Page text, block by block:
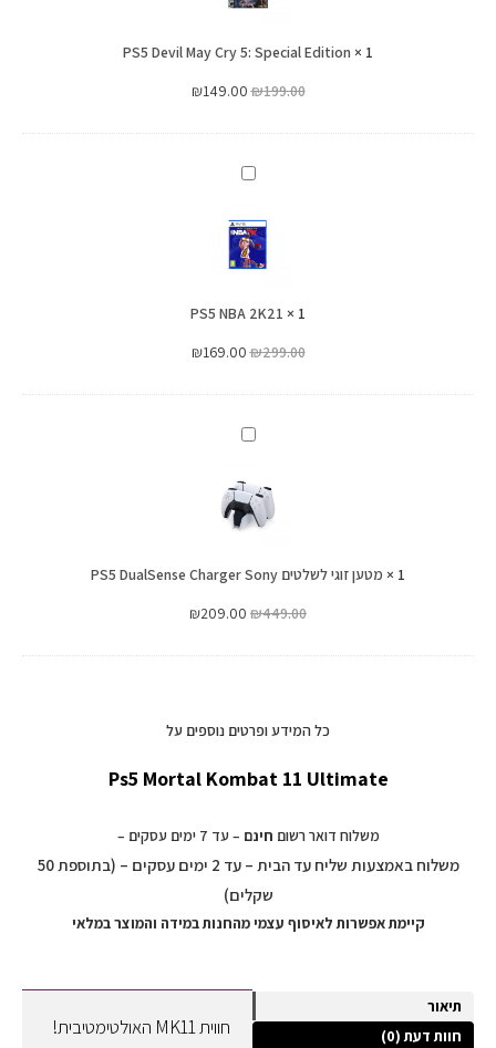
Special
1
×
PS5 Devil May Cry 5: Special Edition
₪199.00
₪149.00
PS5
2K21
1
×
PS5 NBA 2K21
₪299.00
₪169.00
מטען
לשלטים
PS5
Charger
1
× מטען זוגי לשלטים PS5 DualSense Charger Sony
₪449.00
₪209.00
כל המידע ופרטים נוספים על
Ps5 Mortal Kombat 11 Ultimate
משלוח דואר רשום חינם – עד 7 ימים עסקים –
משלוח באמצעות שליח עד הבית – עד 2 ימים עסקים – (בתוספת 50
שקלים)
קיימת אפשרות לאיסוף עצמי מהחנות במידה והמוצר במלאי
תיאור
חוות דעת (0)
חווית MK11 האולטימטיבית!